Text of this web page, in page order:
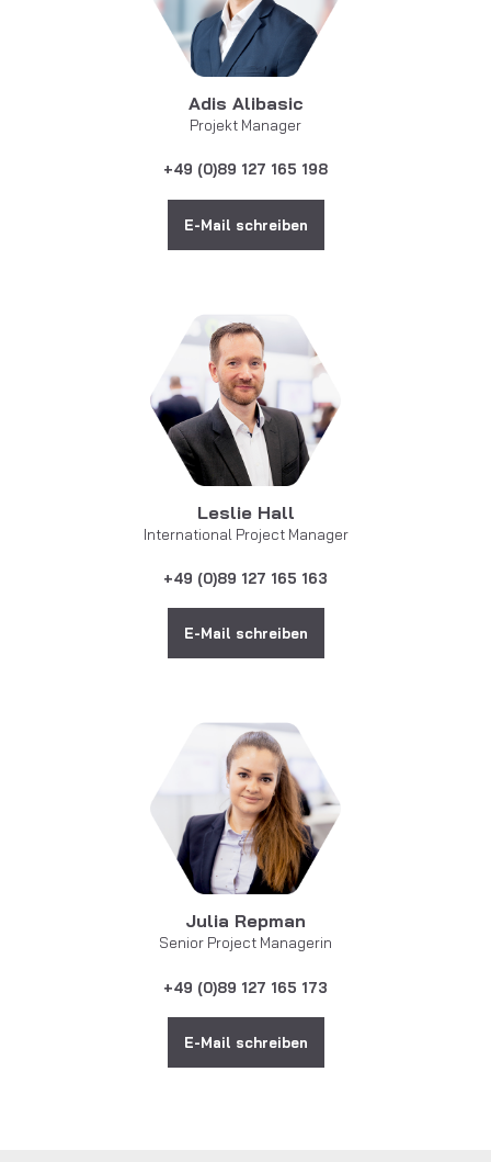
Adis Alibasic
Projekt Manager
+49 (0)89 127 165 198
E-Mail schreiben
Leslie Hall
International Project Manager
+49 (0)89 127 165 163
E-Mail schreiben
Julia Repman
Senior Project Managerin
+49 (0)89 127 165 173
E-Mail schreiben